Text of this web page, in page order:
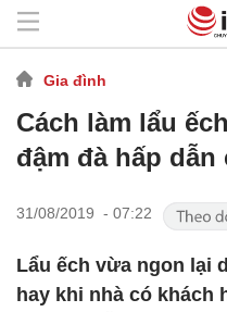
Gia đình
Cách làm lẩu
đậm đà hấp
31/08/2019 - 07:22
Lẩu ếch vừa ngon lại
hay khi nhà có khách